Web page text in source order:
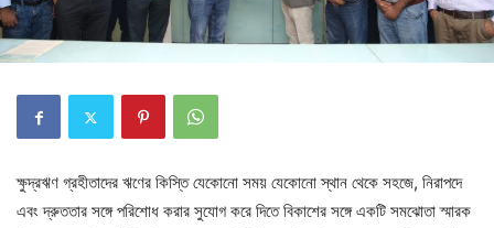
ক্ষুদ্রঋণ গ্রহীতাদের ঋণের কিস্তি যেকোনো সময় যেকোনো স্থান থেকে সহজে, নিরাপদে
এবং দ্রুততার সঙ্গে পরিশোধ করার সুযোগ করে দিতে বিকাশের সঙ্গে একটি সমঝোতা স্মারক